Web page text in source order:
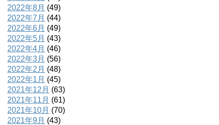
2022年8月 (49)
2022年7月 (44)
2022年6月 (49)
2022年5月 (43)
2022年4月 (46)
2022年3月 (56)
2022年2月 (48)
2022年1月 (45)
2021年12月 (63)
2021年11月 (61)
2021年10月 (70)
2021年9月 (43)